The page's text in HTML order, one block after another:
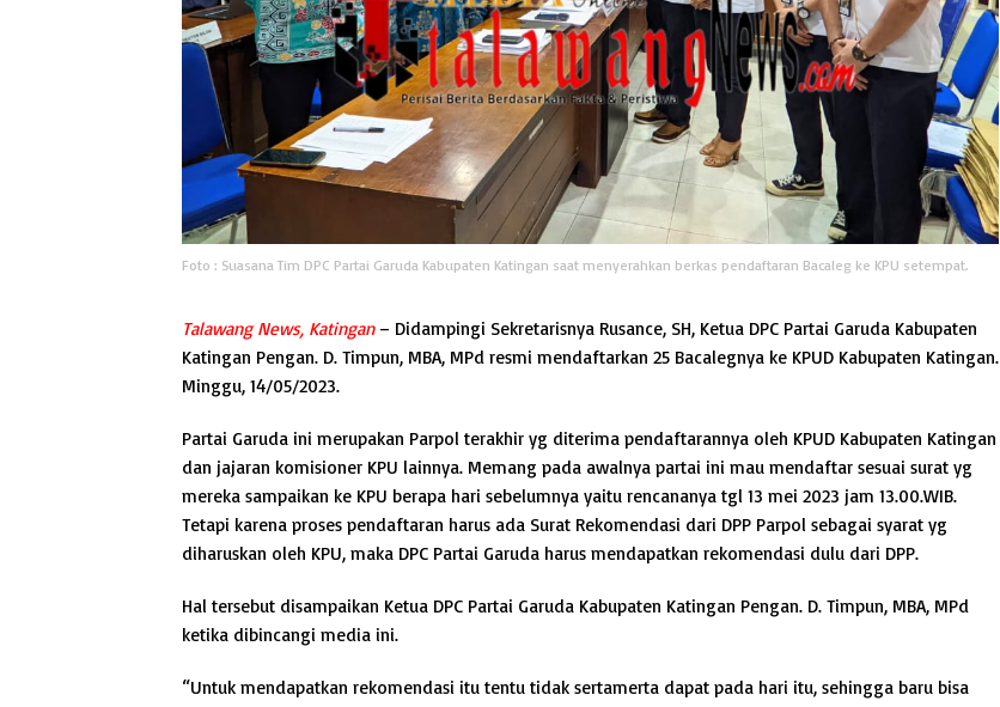
Foto : Suasana Tim DPC Partai Garuda Kabupaten Katingan saat menyerahkan berkas pendaftaran Bacaleg ke KPU setempat.
Talawang News, Katingan– Didampingi Sekretarisnya Rusance, SH, Ketua DPC Partai Garuda Kabupaten
Katingan Pengan. D. Timpun, MBA, MPd resmi mendaftarkan 25 Bacalegnya ke KPUD Kabupaten Katingan.
Minggu, 14/05/2023.
Partai Garuda ini merupakan Parpol terakhir yg diterima pendaftarannya oleh KPUD Kabupaten Katingan
dan jajaran komisioner KPU lainnya. Memang pada awalnya partai ini mau mendaftar sesuai surat yg
mereka sampaikan ke KPU berapa hari sebelumnya yaitu rencananya tgl 13 mei 2023 jam 13.00.WIB.
Tetapi karena proses pendaftaran harus ada Surat Rekomendasi dari DPP Parpol sebagai syarat yg
diharuskan oleh KPU, maka DPC Partai Garuda harus mendapatkan rekomendasi dulu dari DPP.
Hal tersebut disampaikan Ketua DPC Partai Garuda Kabupaten Katingan Pengan. D. Timpun, MBA, MPd
ketika dibincangi media ini.
“Untuk mendapatkan rekomendasi itu tentu tidak sertamerta dapat pada hari itu, sehingga baru bisa